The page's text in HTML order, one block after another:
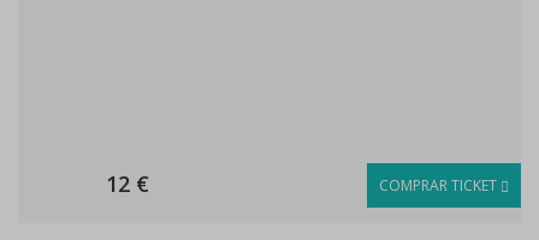
12 € COMPRAR TICKET